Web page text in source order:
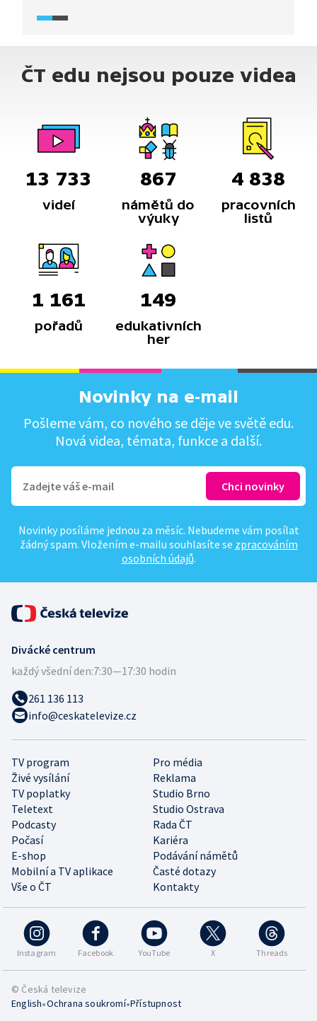
možnosti ochrany a jak na celou situaci reagují
ČT edu nejsou pouze videa
13 733
videí
867
námětů do
výuky
4 838
pracovních
listů
1 161
pořadů
149
edukativních
her
Novinky na e-mail
Pošleme vám, co nového se děje ve světě edu.
Nová videa, témata, funkce a další.
Novinky posíláme jednou za měsíc. Nebudeme vám posílat
žádný spam. Vložením e-mailu souhlasíte se zpracováním
osobních údajů.